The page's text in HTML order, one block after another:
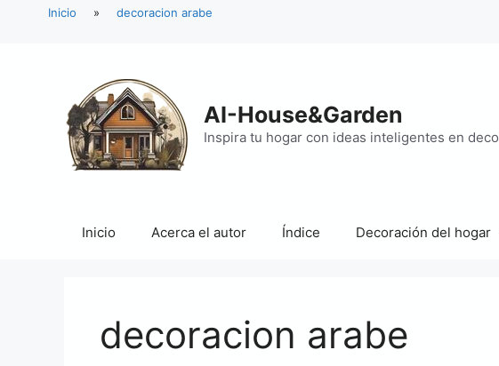
Inicio » decoracion arabe
AI-House&Garden
Inspira tu hogar con ideas inteligentes en
Inicio Acerca el autor Índice Decoración del hogar
decoracion arabe